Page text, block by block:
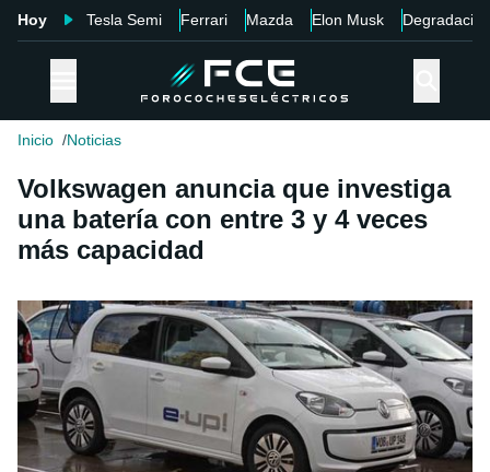
Hoy Tesla Semi Ferrari Mazda Elon Musk Degradación
Inicio Noticias
Volkswagen anuncia que investiga
una batería con entre 3 y 4 veces
más capacidad